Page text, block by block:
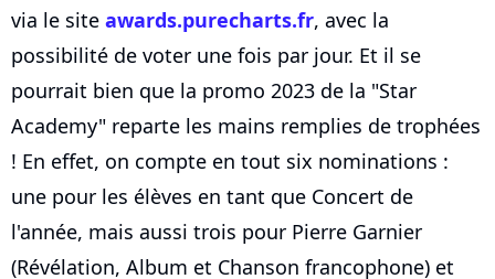
via le site awards.purecharts.fr, avec la
possibilité de voter une fois par jour. Et il se
pourrait bien que la promo 2023 de la "Star
Academy" reparte les mains remplies de trophées
! En effet, on compte en tout six nominations :
une pour les élèves en tant que Concert de
l'année, mais aussi trois pour Pierre Garnier
(Révélation, Album et Chanson francophone) et